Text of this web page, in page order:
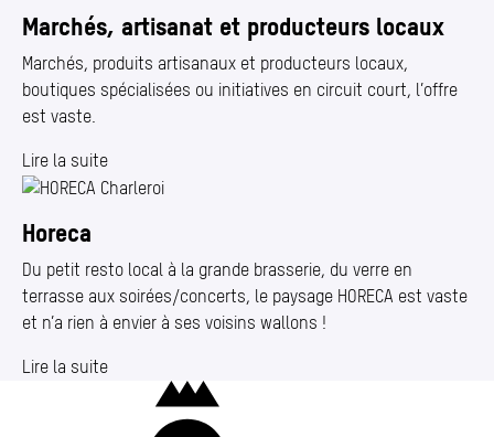
Marchés, artisanat et producteurs locaux
Marchés, produits artisanaux et producteurs locaux,
boutiques spécialisées ou initiatives en circuit court, l’offre
est vaste.
Lire la suite
Horeca
Du petit resto local à la grande brasserie, du verre en
terrasse aux soirées/​concerts, le paysage HORECA est vaste
et n’a rien à envier à ses voisins wallons !
Lire la suite